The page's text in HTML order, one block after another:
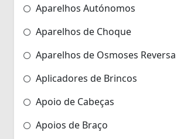
Aparelhos Autónomos
Aparelhos de Choque
Aparelhos de Osmoses Reversa
Aplicadores de Brincos
Apoio de Cabeças
Apoios de Braço